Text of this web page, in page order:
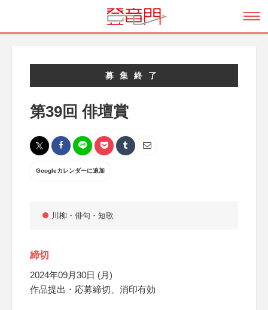
募集終了
第39回 俳壇賞
Googleカレンダーに追加
川柳・俳句・短歌
締切
2024年09月30日 (月)
作品提出・応募締切、消印有効